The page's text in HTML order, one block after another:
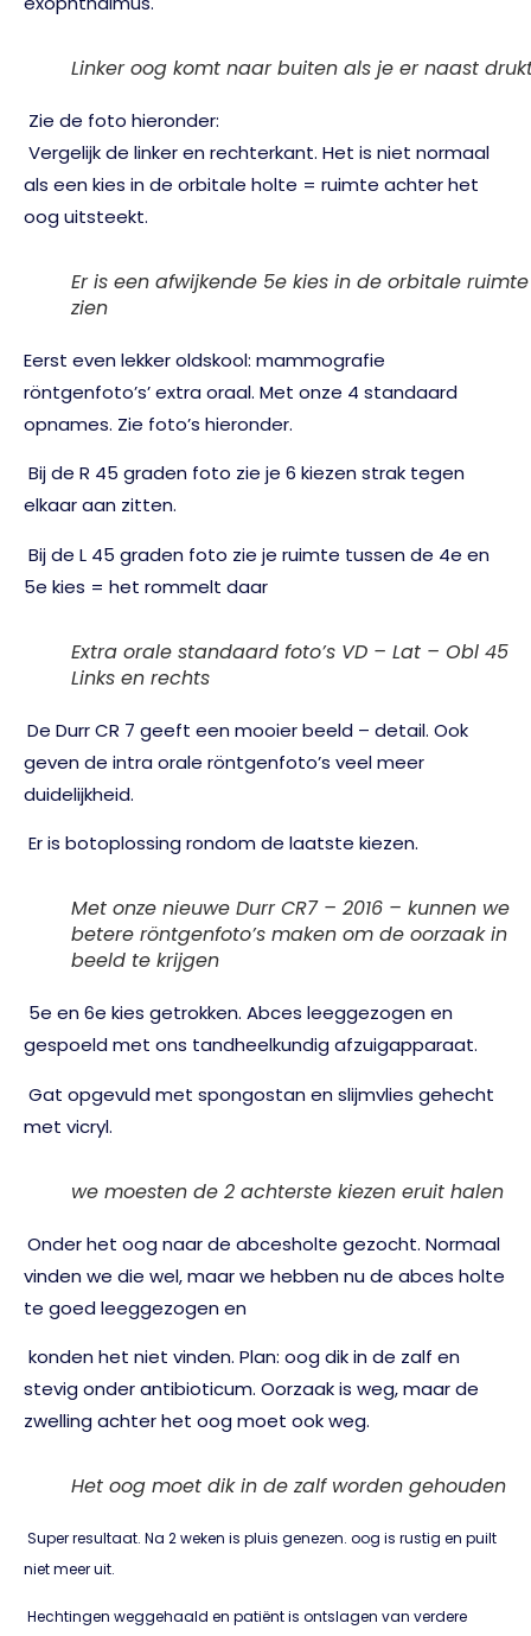
Linker oog komt naar buiten als je er naast
Zie de foto hieronder:
Vergelijk de linker en rechterkant. Het is niet normaal
als een kies in de orbitale holte = ruimte achter het
oog uitsteekt.
Er is een afwijkende 5e kies in de orbitale
zien
Eerst even lekker oldskool: mammografie
röntgenfoto’s’ extra oraal. Met onze 4 standaard
opnames. Zie foto’s hieronder.
Bij de R 45 graden foto zie je 6 kiezen strak tegen
elkaar aan zitten.
Bij de L 45 graden foto zie je ruimte tussen de 4e en
5e kies = het rommelt daar
Extra orale standaard foto’s VD – Lat – Obl 45
Links en rechts
De Durr CR 7 geeft een mooier beeld – detail. Ook
geven de intra orale röntgenfoto’s veel meer
duidelijkheid.
Er is botoplossing rondom de laatste kiezen.
Met onze nieuwe Durr CR7 – 2016 – kunnen we
betere röntgenfoto’s maken om de oorzaak in
beeld te krijgen
5e en 6e kies getrokken. Abces leeggezogen en
gespoeld met ons tandheelkundig afzuigapparaat.
Gat opgevuld met spongostan en slijmvlies gehecht
met vicryl.
we moesten de 2 achterste kiezen eruit halen
Onder het oog naar de abcesholte gezocht. Normaal
vinden we die wel, maar we hebben nu de abces holte
te goed leeggezogen en
konden het niet vinden. Plan: oog dik in de zalf en
stevig onder antibioticum. Oorzaak is weg, maar de
zwelling achter het oog moet ook weg.
Het oog moet dik in de zalf worden gehouden
Super resultaat. Na 2 weken is pluis genezen. oog is rustig en puilt
niet meer uit.
Hechtingen weggehaald en patiënt is ontslagen van verdere